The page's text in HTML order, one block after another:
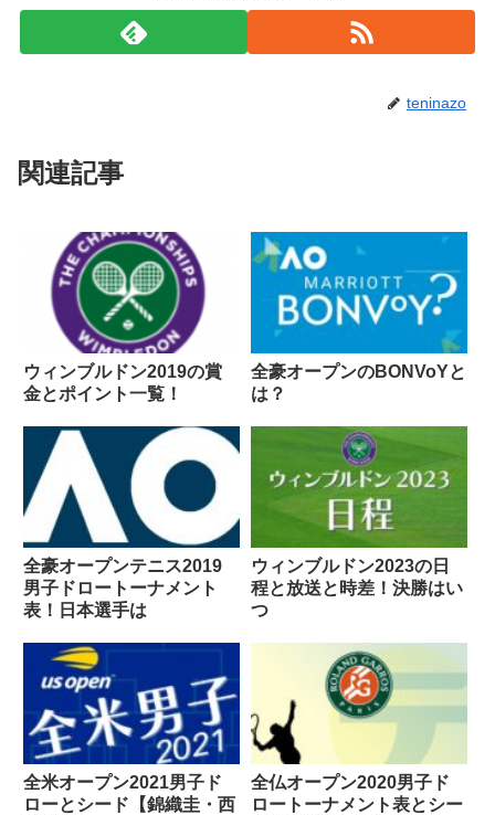
teninazo
関連記事
ウィンブルドン2019の賞
金とポイント一覧！
全豪オープンのBONVoYと
は？
全豪オープンテニス2019
男子ドロートーナメント
表！日本選手は
ウィンブルドン2023の日
程と放送と時差！決勝はい
つ
全米オープン2021男子ド
ローとシード【錦織圭・西
全仏オープン2020男子ド
ロートーナメント表とシー